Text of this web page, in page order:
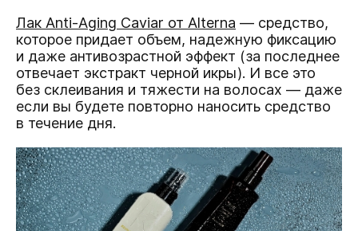
Лак Anti-Aging Caviar от Alterna — средство,
которое придает объем, надежную фиксацию
и даже антивозрастной эффект (за последнее
отвечает экстракт черной икры). И все это
без склеивания и тяжести на волосах — даже
если вы будете повторно наносить средство
в течение дня.